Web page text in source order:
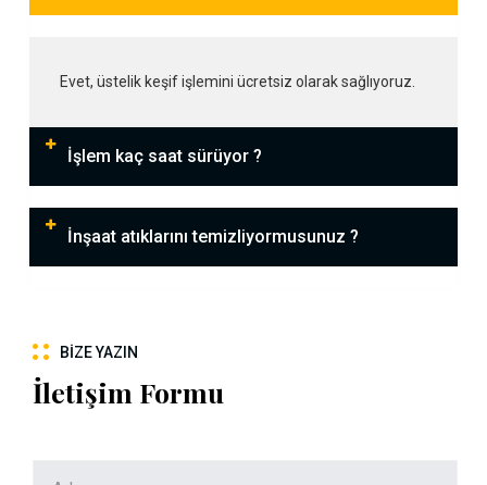
Evet, üstelik keşif işlemini ücretsiz olarak sağlıyoruz.
İşlem kaç saat sürüyor ?
İnşaat atıklarını temizliyormusunuz ?
BIZE YAZIN
İletişim Formu